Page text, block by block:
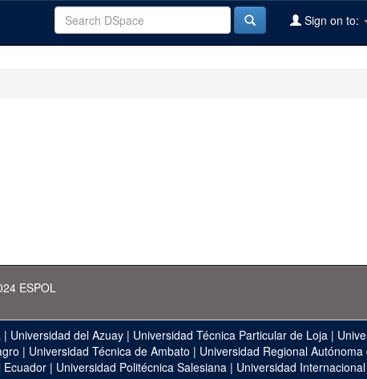
Sign on to:
ESPOL
| Universidad del Azuay | Universidad Técnica Particular de Loja |
| Universidad Técnica de Ambato | Universidad Regional Autónoma
Ecuador| Universidad Politécnica Salesiana| Universidad